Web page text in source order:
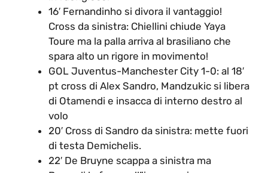
16′ Fernandinho si divora il vantaggio!
Cross da sinistra: Chiellini chiude Yaya
Toure ma la palla arriva al brasiliano che
spara alto un rigore in movimento!
GOL Juventus-Manchester City 1-0: al 18′
pt cross di Alex Sandro, Mandzukic si libera
di Otamendi e insacca di interno destro al
volo
20′ Cross di Sandro da sinistra: mette fuori
di testa Demichelis.
22′ De Bruyne scappa a sinistra ma